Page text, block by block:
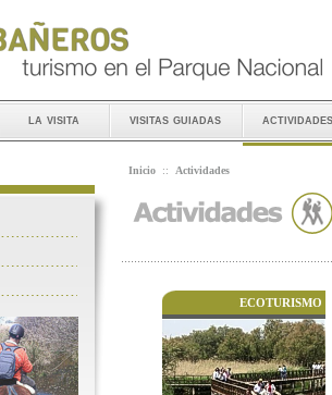
la visita visitas guiadas actividades
Inicio :: Actividades
ECOTURISMO